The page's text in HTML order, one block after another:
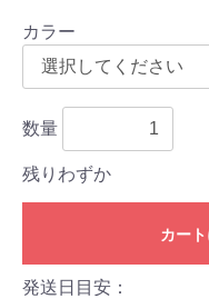
カラー
数量
残りわずか
カー
発送日目安：